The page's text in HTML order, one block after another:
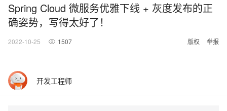
Spring Cloud 微服务优雅下线 + 灰度发布的正
确姿势，写得太好了！
2022-10-25 1507 版权 举报
开发工程师